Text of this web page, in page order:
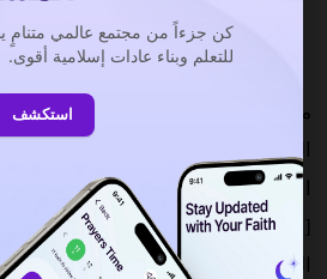
كن جزءاً من مجتمع عالمي متنامٍ
للتعلم وبناء عادات إسلامية أقوى.
استكشف
العشاء : 20:00
ما هي أوقات الصلاة في السيب في
المكرمة هيا
. عدد السكان في السيب هو